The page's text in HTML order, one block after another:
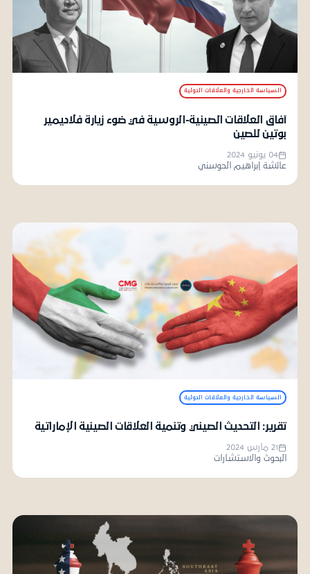
السياسة الخارجية والعلاقات الدولية
آفاق العلاقات الصينية-الروسية في ضوء زيارة فلاديمير
بوتين للصين
04 يونيو 2024
عائشة إبراهيم الحوسني
السياسة الخارجية والعلاقات الدولية
تقرير: التحديث الصيني وتنمية العلاقات الصينية الإماراتية
21 مارس 2024
البحوث والاستشارات